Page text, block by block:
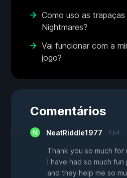
Como uso as
Nightmares?
Vai funcionar com a
jogo?
Comentários
NeatRiddle1977 4 jul
Thank you so much for
I have had so much
and they help me so